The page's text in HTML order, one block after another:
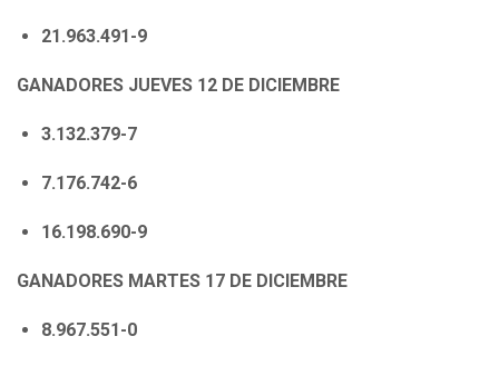
21.963.491-9
GANADORES JUEVES 12 DE DICIEMBRE
3.132.379-7
7.176.742-6
16.198.690-9
GANADORES MARTES 17 DE DICIEMBRE
8.967.551-0